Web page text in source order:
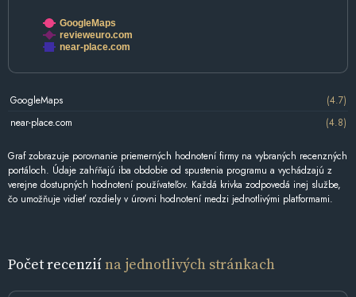
GoogleMaps
revieweuro.com
near-place.com
GoogleMaps
(4.7)
near-place.com
(4.8)
Graf zobrazuje porovnanie priemerných hodnotení firmy na vybraných recenzných
portáloch. Údaje zahŕňajú iba obdobie od spustenia programu a vychádzajú z
verejne dostupných hodnotení používateľov. Každá krivka zodpovedá inej službe,
čo umožňuje vidieť rozdiely v úrovni hodnotení medzi jednotlivými platformami.
Počet recenziína jednotlivých stránkach